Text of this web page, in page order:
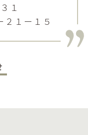
１
１ー１５